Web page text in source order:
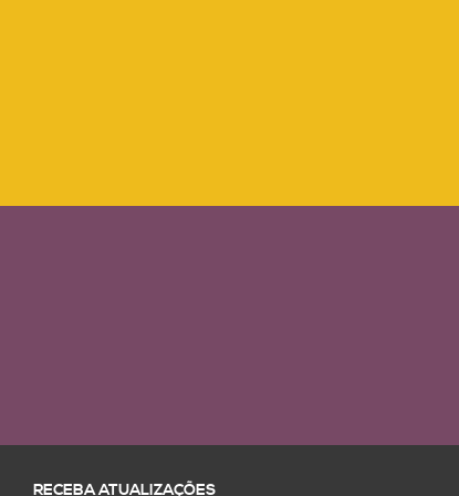
RECEBA ATUALIZAÇÕES